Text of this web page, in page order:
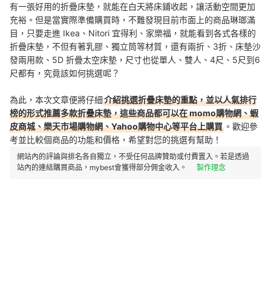
有一張好用的折疊床墊，就能在白天將床鋪收起，讓活動空間更加
充裕。但是當實際準備購買時，不難發現目前市面上的商品琳瑯滿
目，只要走進 Ikea、Nitori 宜得利、家樂福 ，就能看到各式各樣的
折疊床墊，不但有著乳膠、獨立筒等材質，還有兩折、3折、床墊沙
發兩用款、 5D 折疊太空床墊 ，尺寸也從單人、雙人、4尺、5尺到6
尺都有，究竟該如何挑選呢？
為此，本次文章便將仔細介紹挑選折疊床墊的重點，並以人氣排行
榜的形式推薦多款折疊床墊，這些商品都可以在 momo購物網、蝦
皮商城、樂天市場購物網、Yahoo購物中心等平台上購買 。歡迎參
考並比較個商品的功能和價格，希望對您的挑選有幫助！
網站內的評論與排名各自獨立，不受任何品牌贊助或付費置入。若是透過
站內的連結購買商品，mybest會獲得部分佣金收入。
製作理念